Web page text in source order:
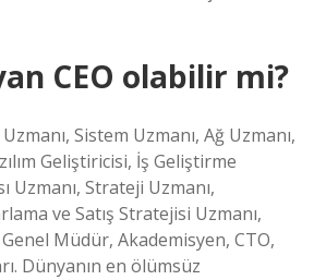
CEO olabilir mi?
Sistem Uzmanı, Ağ Uzmanı,
Geliştiricisi, İş Geliştirme
Uzmanı, Strateji Uzmanı,
ve Satış Stratejisi Uzmanı,
Müdür, Akademisyen, CTO,
Dünyanın en ölümsüz